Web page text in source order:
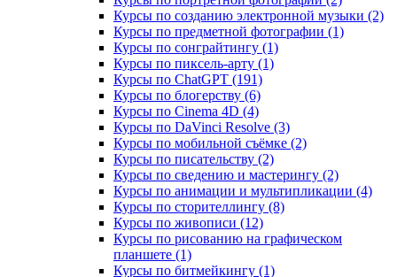
Курсы по созданию электронной музыки (2)
Курсы по предметной фотографии (1)
Курсы по сонграйтингу (1)
Курсы по пиксель-арту (1)
Курсы по ChatGPT (191)
Курсы по блогерству (6)
Курсы по Cinema 4D (4)
Курсы по DaVinci Resolve (3)
Курсы по мобильной съёмке (2)
Курсы по писательству (2)
Курсы по сведению и мастерингу (2)
Курсы по анимации и мультипликации (4)
Курсы по сторителлингу (8)
Курсы по живописи (12)
Курсы по рисованию на графическом
планшете (1)
Курсы по битмейкингу (1)